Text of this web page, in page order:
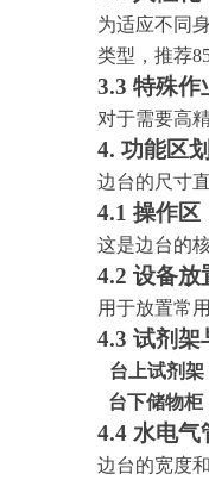
为适应不同
类型，推荐
3.3 特殊作
对于需要高
4. 功能区
边台的尺寸
4.1 操作区
这是边台的
4.2 设备放
用于放置常
4.3 试剂架
台上试剂架
台下储物柜
4.4 水电气
边台的宽度